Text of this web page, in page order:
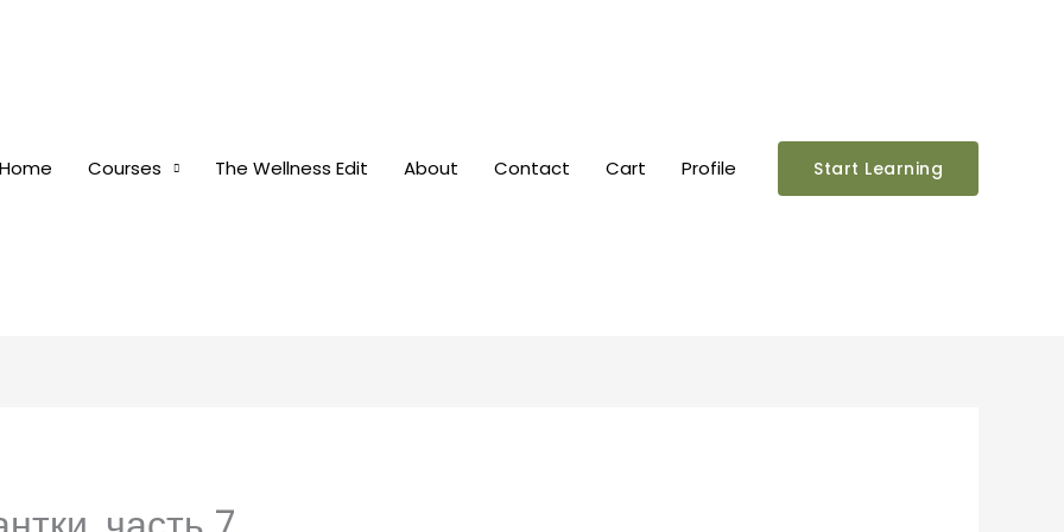
Home Courses The Wellness Edit About Contact Cart Profile Start Learning